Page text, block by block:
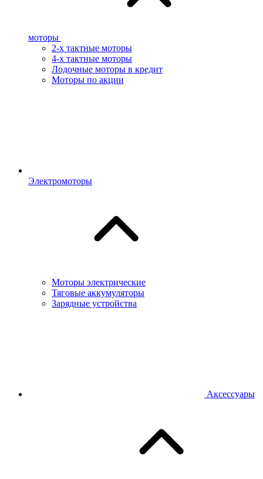
моторы
2-х тактные моторы
4-х тактные моторы
Лодочные моторы в кредит
Моторы по акции
Электромоторы
Моторы электрические
Тяговые аккумуляторы
Зарядные устройства
Аксессуары